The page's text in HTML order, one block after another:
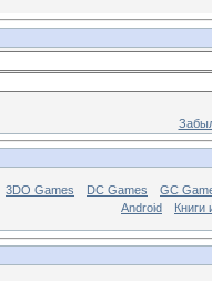
3DO Games DC Games
GC
Android
Книги